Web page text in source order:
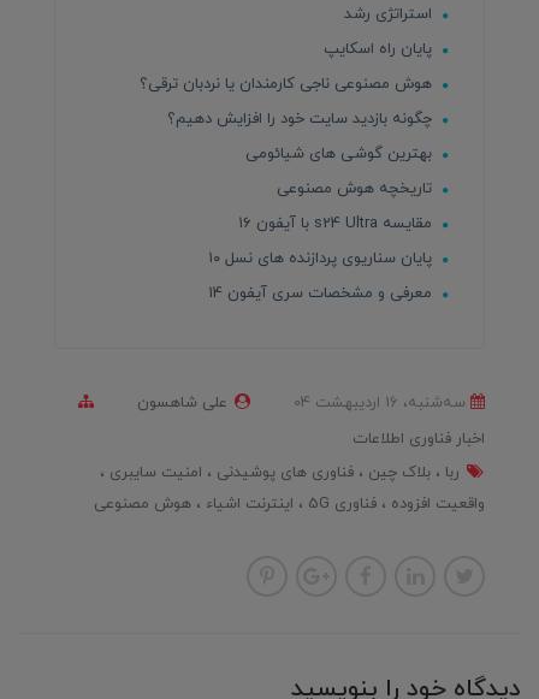
استراتژی رشد
پایان راه اسکایپ
هوش مصنوعی ناجی کارمندان یا نردبان ترقی؟
چگونه بازدید سایت خود را افزایش دهیم؟
بهترین گوشی های شیائومی
تاریخچه هوش مصنوعی
مقایسه s24 Ultra با آیفون ۱۶
پایان سناریوی پردازنده های نسل ۱۰
معرفی و مشخصات سری آیفون 14
ﺳﻪشنبه، 16 ارديبهشت 04
علی شاهسون
اخبار فناوری اطلاعات
ربا
بلاک چین فناوری های پوشیدنی
امنیت سایبری
واقعیت افزوده
فناوری 5G اینترنت اشیاء هوش مصنوعی
دیدگاه خود را بنویسید